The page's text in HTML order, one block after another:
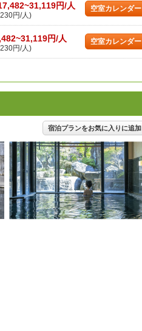
円/人
円/人)
空室カレンダー
円/人
円/人)
空室カレンダー
宿泊プランをお気に入りに追加